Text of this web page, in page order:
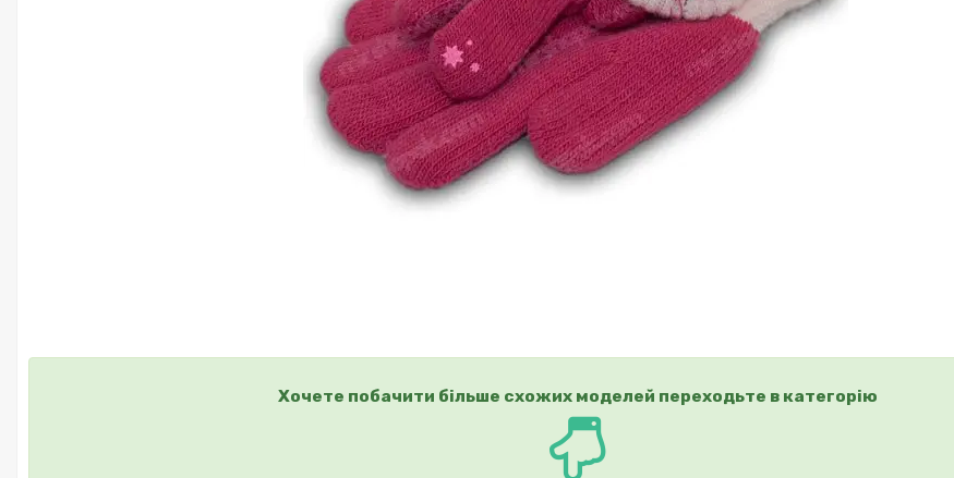
Хочете побачити більше схожих моделей переходьте в категорію